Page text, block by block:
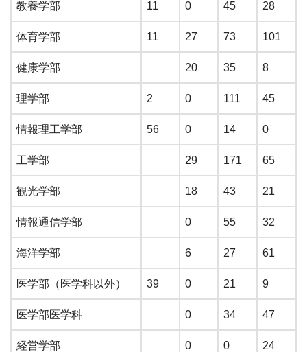
教養学部 11 0 45 28
体育学部 11 27 73 101
健康学部 20 35 8
理学部 2 0 111 45
情報理工学部 56 0 14 0
工学部 29 171 65
観光学部 18 43 21
情報通信学部 0 55 32
海洋学部 6 27 61
医学部（医学科以外） 39 0 21 9
医学部医学科 0 34 47
経営学部 0 0 24